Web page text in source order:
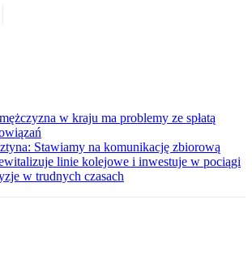
w kraju ma problemy ze spłatą
Stawiamy na komunikację zbiorową
linie kolejowe i inwestuje w pociągi
w trudnych czasach